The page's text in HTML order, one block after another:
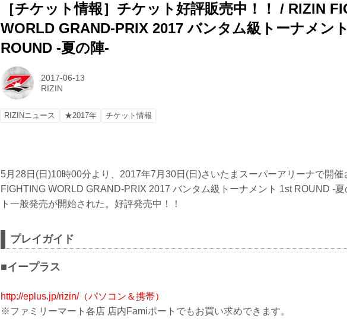
［チケット情報］チケット好評販売中！！ / RIZIN
WORLD GRAND-PRIX 2017 バンタム級トーナメン
ROUND -夏の陣-
2017-06-13
RIZIN
RIZINニュース ★2017年 チケット情報
5月28日(日)10時00分より、2017年7月30日(日)さいたまスーパーアリーナで開催
FIGHTING WORLD GRAND-PRIX 2017 バンタム級トーナメント 1st ROUND -
ト一般発売が開始された。好評発売中！！
プレイガイド
■イープラス
http://eplus.jp/rizin/（パソコン＆携帯）
※ファミリーマート各店 店内Famiポートでもお買い求めできます。